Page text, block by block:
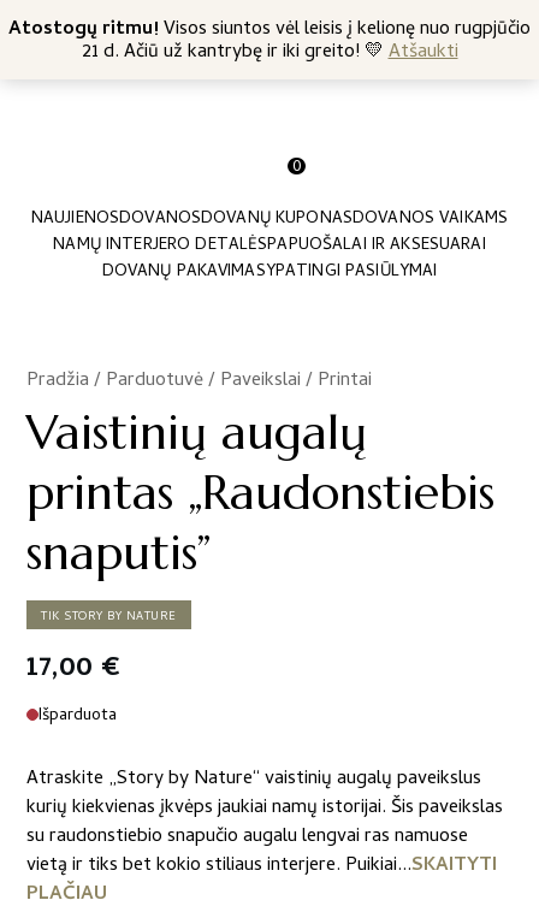
Atostogų ritmu!Visos siuntos vėl leisis į kelionę nuo rugpjūčio
21 d. Ačiū už kantrybę ir iki greito! 💛Atšaukti
Nemokamas siuntimas nuo 45 Eur +370 682 57369
0
NAUJIENOSDOVANOSDOVANŲ KUPONASDOVANOS VAIKAMS
NAMŲ INTERJERO DETALĖSPAPUOŠALAI IR AKSESUARAI
DOVANŲ PAKAVIMASYPATINGI PASIŪLYMAI
Pradžia/Parduotuvė/Paveikslai / Printai
/
Vaistinių augalų
printas „Raudonstiebis
snaputis”
TIK STORY BY NATURE
17,00 €
Išparduota
Atraskite „Story by Nature“ vaistinių augalų paveikslus
kurių kiekvienas įkvėps jaukiai namų istorijai. Šis paveikslas
su raudonstiebio snapučio augalu lengvai ras namuose
vietą ir tiks bet kokio stiliaus interjere. Puikiai...SKAITYTI
PLAČIAU